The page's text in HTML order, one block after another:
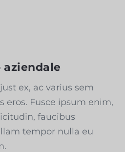
aziendale
ex, ac varius sem
eros. Fusce ipsum enim,
faucibus
tempor nulla eu